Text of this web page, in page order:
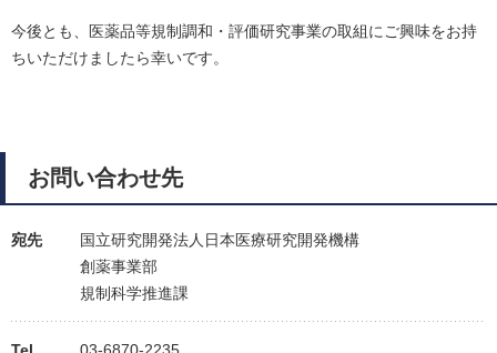
今後とも、医薬品等規制調和・評価研究事業の取組にご興味をお持
ちいただけましたら幸いです。
お問い合わせ先
宛先
国立研究開発法人日本医療研究開発機構
創薬事業部
規制科学推進課